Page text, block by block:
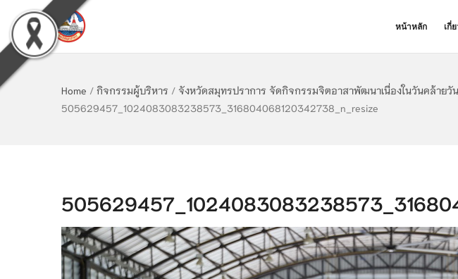
หน้าหลัก เกี่
Home / กิจกรรมผู้บริหาร / จังหวัดสมุทรปราการ จัดกิจกรรมจิตอาสาพัฒนาเนื่องในวันคล้าย
505629457_1024083083238573_316804068120342738_n_resize